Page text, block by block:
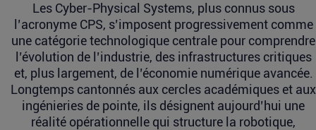
Les Cyber-Physical Systems, plus connus sous
l’acronyme CPS, s’imposent progressivement comme
une catégorie technologique centrale pour comprendre
l’évolution de l’industrie, des infrastructures critiques
et, plus largement, de l’économie numérique avancée.
Longtemps cantonnés aux cercles académiques et aux
ingénieries de pointe, ils désignent aujourd’hui une
réalité opérationnelle qui structure la robotique,